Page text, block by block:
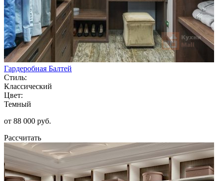
Гардеробная Балтей
Стиль:
Классический
Цвет:
Темный
от 88 000 руб.
Рассчитать